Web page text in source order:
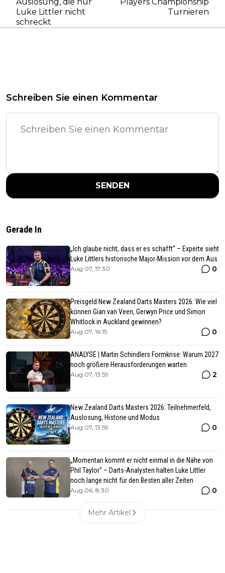
Luke Littler nicht
schreckt
Turnieren
Schreiben Sie einen Kommentar
SENDEN
Gerade In
„Ich glaube nicht, dass er es schafft“ – Experte sieht
Luke Littlers historische Major-Mission vor dem Aus
Aug 07, 17:30 0
Preisgeld New Zealand Darts Masters 2026: Wie viel
können Gian van Veen, Gerwyn Price und Simon
Whitlock in Auckland gewinnen?
Aug 07, 16:15 0
ANALYSE | Martin Schindlers Formkrise: Warum 2027
noch größere Herausforderungen warten
Aug 07, 13:59 2
New Zealand Darts Masters 2026: Teilnehmerfeld,
Auslosung, Historie und Modus
Aug 07, 13:59 0
„Momentan kommt er nicht einmal in die Nähe von
Phil Taylor“ – Darts-Analysten halten Luke Littler
noch lange nicht für den Besten aller Zeiten
Aug 06, 8:30 0
Mehr Artikel